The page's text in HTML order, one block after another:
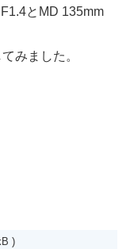
とMD 135mm
みました。
)